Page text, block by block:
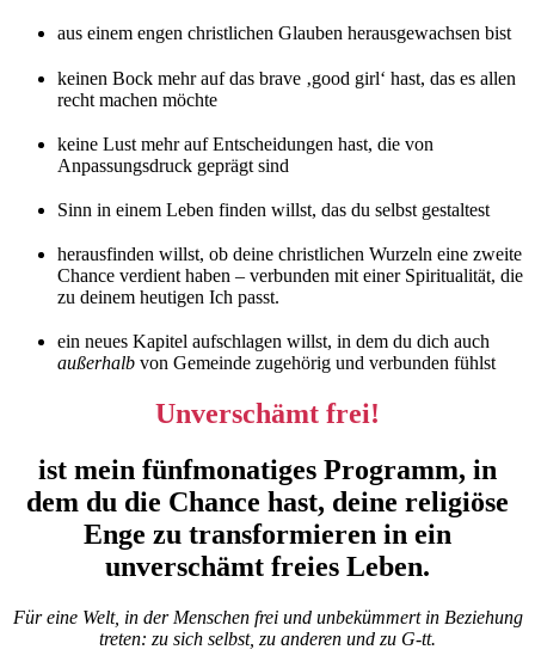
aus einem engen christlichen Glauben herausgewachsen bist
keinen Bock mehr auf das brave ‚good girl‘ hast, das es allen
recht machen möchte
keine Lust mehr auf Entscheidungen hast, die von
Anpassungsdruck geprägt sind
Sinn in einem Leben finden willst, das du selbst gestaltest
herausfinden willst, ob deine christlichen Wurzeln eine zweite
Chance verdient haben – verbunden mit einer Spiritualität, die
zu deinem heutigen Ich passt.
ein neues Kapitel aufschlagen willst, in dem du dich auch
außerhalb von Gemeinde zugehörig und verbunden fühlst
Unverschämt frei!
ist mein fünfmonatiges Programm, in
dem du die Chance hast, deine religiöse
Enge zu transformieren in ein
unverschämt freies Leben.
Für eine Welt, in der Menschen frei und unbekümmert in Beziehung
treten: zu sich selbst, zu anderen und zu G-tt.